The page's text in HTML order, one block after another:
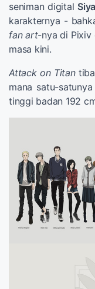
seniman digital
karakternya -
fan art-nya di Pixiv
masa kini.
Attack on Titan
mana satu-satunya
tinggi badan 192